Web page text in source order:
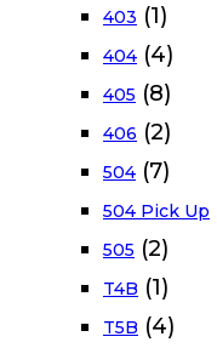
403 (1)
404 (4)
405 (8)
406 (2)
504 (7)
504 Pick Up
505 (2)
T4B (1)
T5B (4)